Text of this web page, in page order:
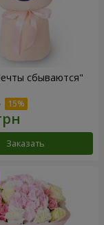
сбываются"
Заказать